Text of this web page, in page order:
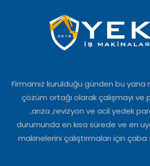
Firmamız kurulduğu günden bu
çözüm ortağı olarak çalışmayı ve
,arıza ,revizyon ve acil yedek
durumunda en kısa sürede ve en
makinelerini çalıştırmaları için